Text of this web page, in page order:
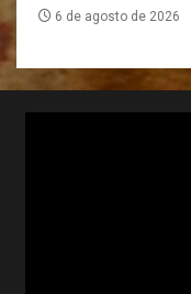
6 de agosto de 2026